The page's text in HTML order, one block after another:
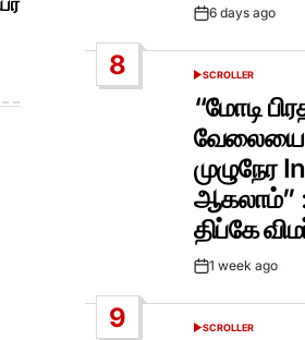
Post6 days ago
8
POSTED
SCROLLER
“மோடி
வேலையை
முழுநேர
ஆகலாம்”
திப்கே
Post1 week ago
9
POSTED
SCROLLER